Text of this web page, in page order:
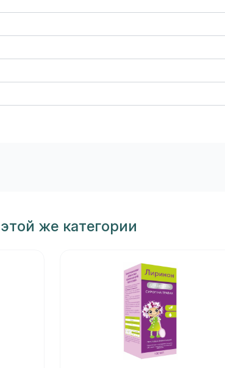
же категории